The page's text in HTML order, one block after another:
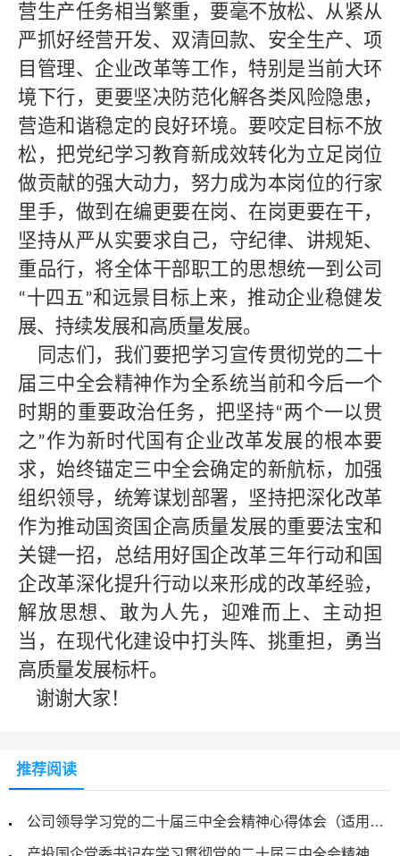
营生产任务相当繁重，要毫不放松、从紧从
严抓好经营开发、双清回款、安全生产、项
目管理、企业改革等工作，特别是当前大环
境下行， 更要坚决防范化解各类风险隐患，
营造和谐稳定的良好环境。要咬定目标不放
松，把党纪学习教育新成效转化为立足岗位
做贡献的强大动力，努力成为本岗位的行家
里手，做到在编更要在岗、在岗更要在干，
坚持从严从实要求自己，守纪律、讲规矩、
重品行，将全体干部职工的思想统一到公司
“十四五”和远景目标上来，推动企业稳健发
展、持续发展和高质量发展。
同志们，我们 要把学习宣传贯彻党的二十
届三中全会精神作为全系统当前和今后一个
时期的重要政治任务，把坚持“两个一以贯
之”作为新时代国有企业改革发展的根本要
求，始终锚定三中全会确定的新航标，加强
组织领导，统筹谋划部署，坚持把深化改革
作为推动国资国企高质量发展的重要法宝和
关键一招，总结用好国企改革三年行动和国
企改革深化提升行动以来形成的改革经验，
解放思想、敢为人先，迎难而上、主动担
当，在现代化建设中打头阵、挑重担，勇当
高质量发展标杆。
谢谢大家！
推荐阅读
公司领导学习党的二十届三中全会精神心得体会（适用于中心组学习发言）